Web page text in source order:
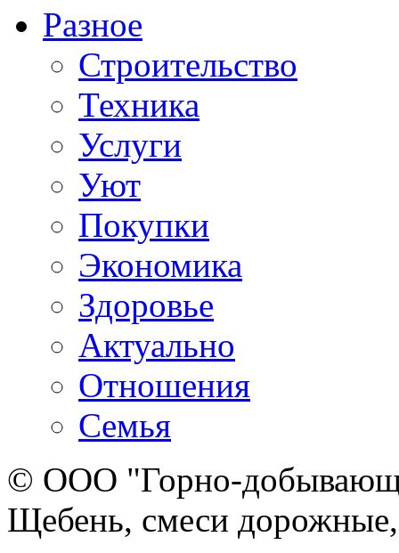
Разное
Строительство
Техника
Услуги
Уют
Покупки
Экономика
Здоровье
Актуально
Отношения
Семья
© ООО "Горно-
Щебень, смеси